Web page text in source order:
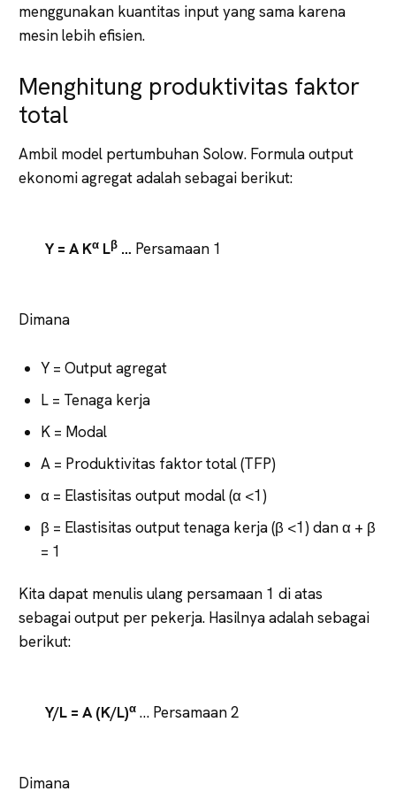
menggunakan kuantitas input yang sama karena
mesin lebih efisien.
Menghitung produktivitas faktor
total
Ambil model pertumbuhan Solow. Formula output
ekonomi agregat adalah sebagai berikut:
Y = A Kα Lβ … Persamaan 1
Dimana
Y = Output agregat
L = Tenaga kerja
K = Modal
A = Produktivitas faktor total (TFP)
α = Elastisitas output modal (α <1)
β = Elastisitas output tenaga kerja (β <1) dan α + β
= 1
Kita dapat menulis ulang persamaan 1 di atas
sebagai output per pekerja. Hasilnya adalah sebagai
berikut:
Y/L = A (K/L)α … Persamaan 2
Dimana